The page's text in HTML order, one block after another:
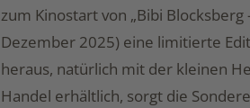
zum Kinostart von „Bibi
Dezember 2025) eine limitierte
heraus, natürlich mit der kleinen
Handel erhältlich, sorgt die